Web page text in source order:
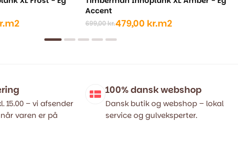
m2
Accent
699,00kr.
Den
oprindelige
479,00 kr.
Den
aktuelle
m2
15.00 – vi afsender
varen er på
100% dansk webshop
Dansk butik og webshop – lokal
service og gulveksperter.